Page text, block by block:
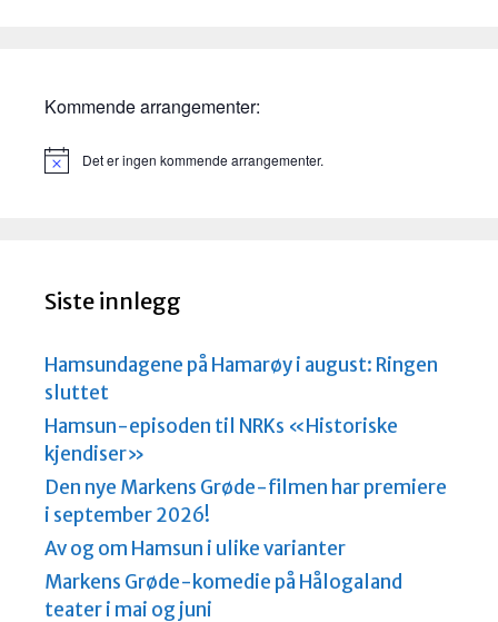
Kommende arrangementer:
M
Det er ingen kommende arrangementer.
Siste innlegg
Hamsundagene på Hamarøy i august: Ringen
sluttet
Hamsun-episoden til NRKs «Historiske
kjendiser»
Den nye Markens Grøde-filmen har premiere
i september 2026!
Av og om Hamsun i ulike varianter
Markens Grøde-komedie på Hålogaland
teater i mai og juni